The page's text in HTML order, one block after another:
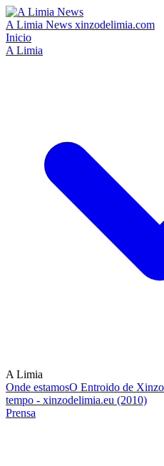
A Limia News xinzodelimia.com
Inicio
A Limia
A Limia
Onde estamosO Entroido de Xinzo
tempo - xinzodelimia.eu (2010)
Prensa